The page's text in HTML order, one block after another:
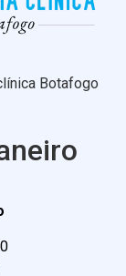
Botafogo